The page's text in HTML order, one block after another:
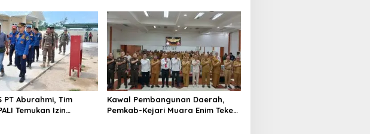
PT Aburahmi, Tim
Temukan Izin
Kawal Pembangunan Daerah,
Pemkab-Kejari Muara Enim Teken